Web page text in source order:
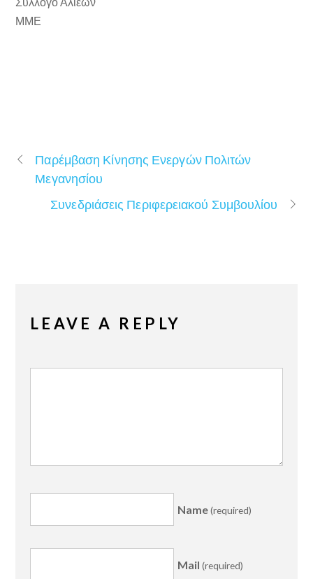
ΜΜΕ
Παρέμβαση Κίνησης Ενεργών Πολιτών
Μεγανησίου
Συνεδριάσεις Περιφερειακού Συμβουλίου
LEAVE A REPLY
Name(required)
Mail (required)